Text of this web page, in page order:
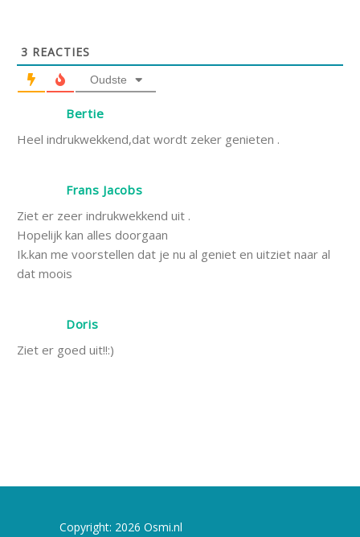
3 REACTIES
Oudste
Bertie
Heel indrukwekkend,dat wordt zeker genieten .
Frans Jacobs
Ziet er zeer indrukwekkend uit .
Hopelijk kan alles doorgaan
Ik.kan me voorstellen dat je nu al geniet en uitziet naar al
dat moois
Doris
Ziet er goed uit!!:)
Copyright: 2026 Osmi.nl